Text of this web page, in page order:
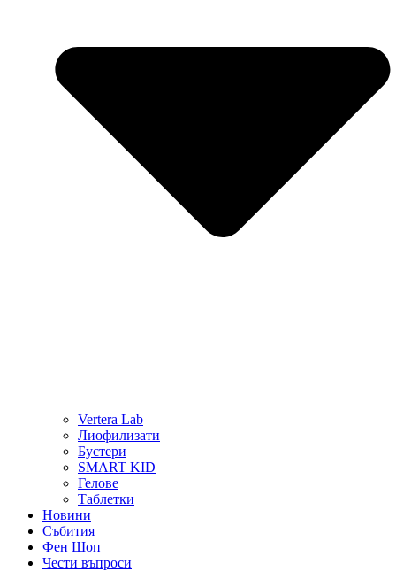
Vertera Lab
Лиофилизати
Бустери
SMART KID
Гелове
Таблетки
Новини
Събития
Фен Шоп
Чести въпроси